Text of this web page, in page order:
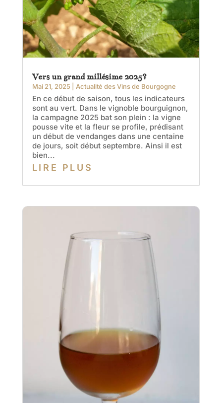
Vers un grand millésime 2025?
Mai 21, 2025 Actualité des Vins de Bourgogne
En ce début de saison, tous les indicateurs
sont au vert. Dans le vignoble bourguignon,
la campagne 2025 bat son plein : la vigne
pousse vite et la fleur se profile, prédisant
un début de vendanges dans une centaine
de jours, soit début septembre. Ainsi il est
bien...
LIRE PLUS